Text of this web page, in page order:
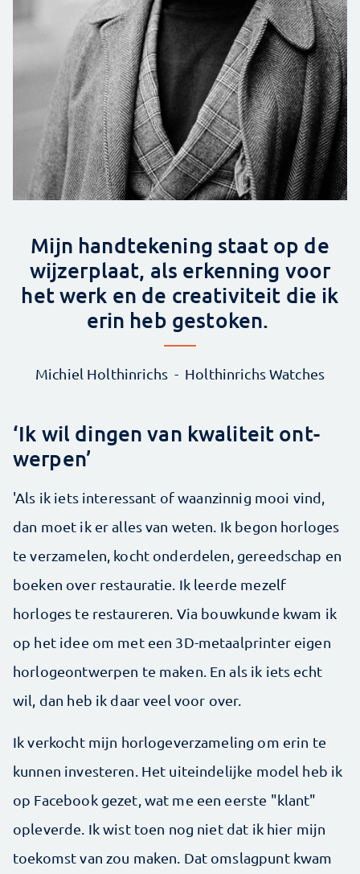
Mijn handtekening staat op de
wijzerplaat, als erkenning voor
het werk en de creativiteit die ik
erin heb gestoken.
Michiel Holthinrichs Holthinrichs Watches
‘Ik wil dingen van kwaliteit ont­
werpen’
'Als ik iets interessant of waanzinnig mooi vind,
dan moet ik er alles van weten. Ik begon horloges
te ver­zamelen, kocht onderdelen, gereedschap en
boeken over restauratie. Ik leerde mezelf
horloges te restaureren. Via bouwkunde kwam ik
op het idee om met een 3D-­metaalprinter eigen
horlogeontwerpen te maken. En als ik iets echt
wil, dan heb ik daar veel voor over.
Ik verkocht mijn horlogeverzameling om erin te
kunnen investeren. Het uiteindelijke model heb ik
op Facebook gezet, wat me een eerste "klant"
opleverde. Ik wist toen nog niet dat ik hier mijn
toekomst van zou maken. Dat omslagpunt kwam